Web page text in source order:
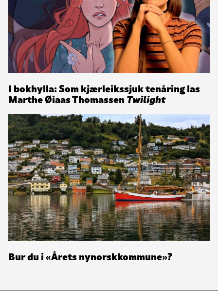
I bokhylla: Som kjærleikssjuk tenåring las
Marthe Øiaas Thomassen Twilight
Bur du i «Årets nynorskkommune»?